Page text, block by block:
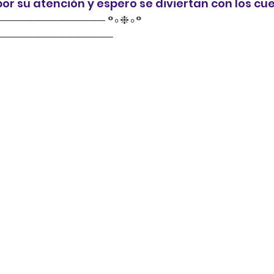
su atención y espero se diviertan con los
°∘❉∘°